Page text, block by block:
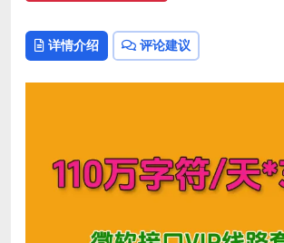
详情介绍 评论建议